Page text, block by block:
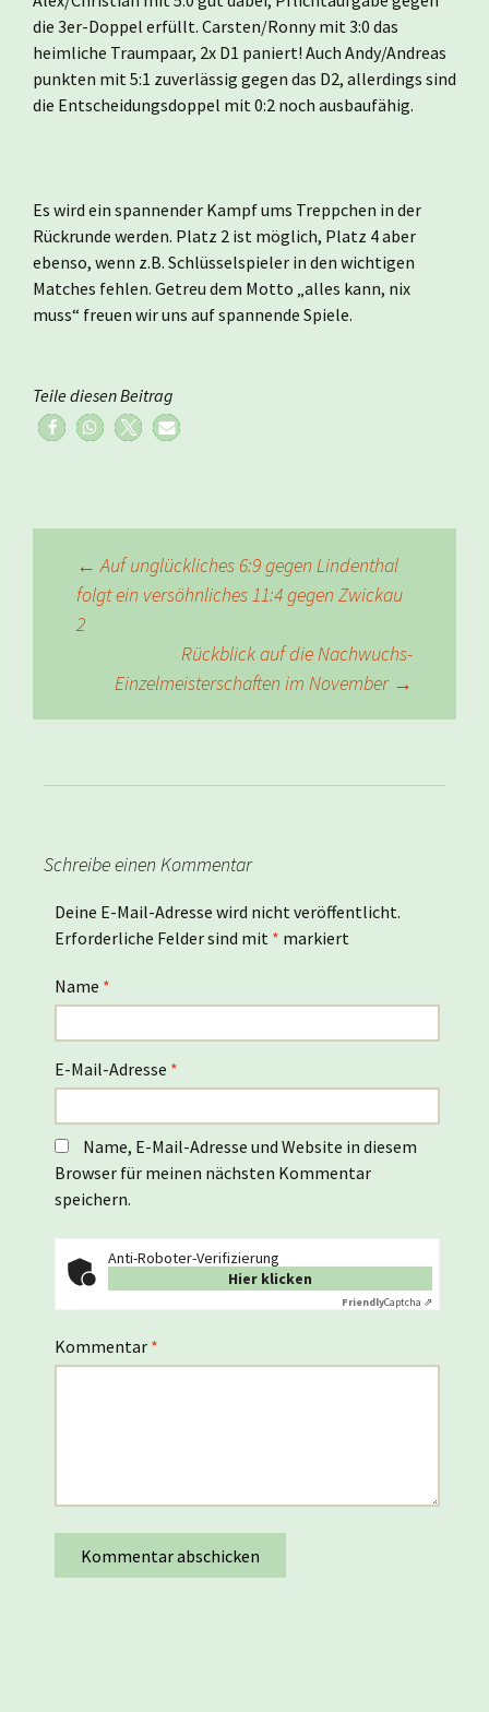
die 3er-Doppel erfüllt. Carsten/Ronny mit 3:0 das
heimliche Traumpaar, 2x D1 paniert! Auch Andy/Andreas
punkten mit 5:1 zuverlässig gegen das D2, allerdings sind
die Entscheidungsdoppel mit 0:2 noch ausbaufähig.
Es wird ein spannender Kampf ums Treppchen in der
Rückrunde werden. Platz 2 ist möglich, Platz 4 aber
ebenso, wenn z.B. Schlüsselspieler in den wichtigen
Matches fehlen. Getreu dem Motto „alles kann, nix
muss“ freuen wir uns auf spannende Spiele.
Teile diesen Beitrag
Beitragsnavigation
← Auf unglückliches 6:9 gegen Lindenthal
folgt ein versöhnliches 11:4 gegen Zwickau
2
Rückblick auf die Nachwuchs-
Einzelmeisterschaften im November →
Schreibe einen Kommentar
Deine E-Mail-Adresse wird nicht veröffentlicht.
Erforderliche Felder sind mit * markiert
Name *
E-Mail-Adresse *
Name, E-Mail-Adresse und Website in diesem
Browser für meinen nächsten Kommentar
speichern.
Anti-Roboter-Verifizierung
Hier klicken
FriendlyCaptcha ⇗
Kommentar *